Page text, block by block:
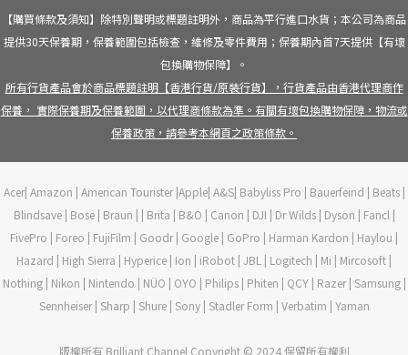
【購買條款及須知】除特別聲明或標題註明外，商品為平行進口水貨；本公司為商品
提供30天保養期，保養範圍包括檢查，維修及零件費用；保養期內首7天提供【有壞
包換購物保障】。
所有行貨產品會於商品標題註明【香港行貨/原裝行貨】，行貨產品由香港代理商作
保養， 實際保養期及保養範圍，以代理商條款為準。有關有壞包換購物保障，物流或
保養政策，請參考本網頁之政策條款。
Acer| Amazon | American Tourister |Apple| A&S| Babyliss Pro | Bauerfeind | Beats |
Blindsave | Bose | Braun | | Brita | B&O | Canon | DJI | Dr Wilds | Dyson | Fancl |
FivePro | Foreo | FujiFilm | Goodr | Google | GoPro | Harman Kardon | Haylou |
Hazard | High Sierra | Hyperice | Ion | iRobot | JBL | Logitech | Mi | Mircosoft |
Nothing | Nikon | Nintendo | NÜO | OYO | Philips | Phiten | QCY | Razer | Samsung |
Sennheiser | Sharp | Shure | Sony | Stadler Form | Verbatim | Yaman
版權所有 Brilliant Channel Copyright © 2024 保留所有權利